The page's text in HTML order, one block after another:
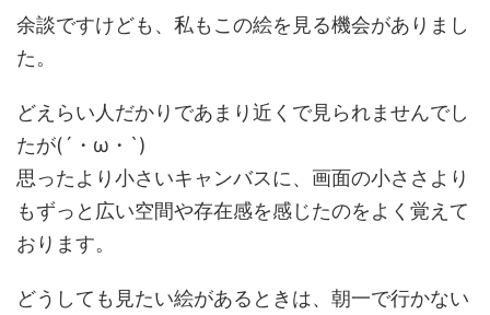
余談ですけども、私もこの絵を見る機会がありまし
た。
どえらい人だかりであまり近くで見られませんでし
たが(´・ω・`)
思ったより小さいキャンバスに、画面の小ささより
もずっと広い空間や存在感を感じたのをよく覚えて
おります。
どうしても見たい絵があるときは、朝一で行かない